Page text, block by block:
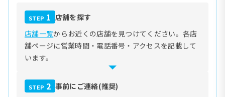
STEP 1 店舗を探す
店舗一覧からお近くの店舗を見つけてください。各店
舗ページに営業時間・電話番号・アクセスを記載して
います。
STEP 2 事前にご連絡(推奨)